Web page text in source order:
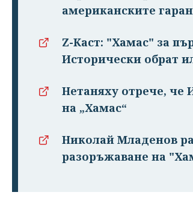
американските
Z-Каст: "Хамас" за
Исторически обрат
Нетаняху отрече, че
на „Хамас“
Николай Младенов
разоръжаване на